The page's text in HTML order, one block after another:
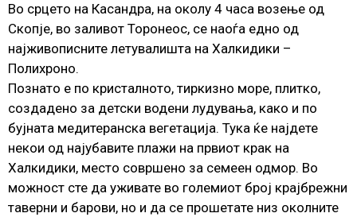
Во срцето на Касандра, на околу 4 часа возење од
Скопје, во заливот Торонеос, се наоѓа едно од
најживописните летувалишта на Халкидики –
Полихроно.
Познато е по кристалното, тиркизно море, плитко,
создадено за детски водени лудувања, како и по
бујната медитеранска вегетација. Тука ќе најдете
некои од најубавите плажи на првиот крак на
Халкидики, место совршено за семеен одмор. Во
можност сте да уживате во големиот број крајбрежни
таверни и барови, но и да се прошетате низ околните